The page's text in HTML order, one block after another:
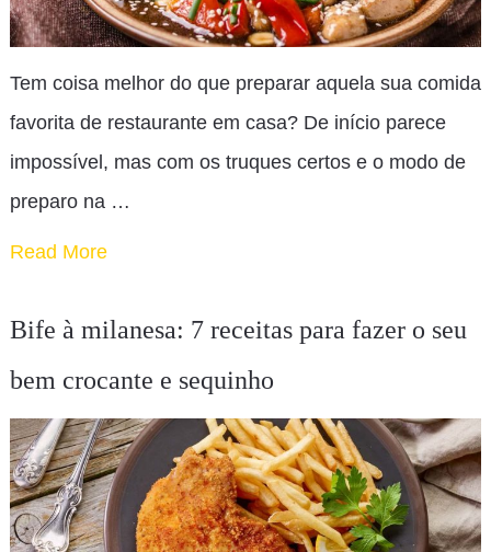
Tem coisa melhor do que preparar aquela sua comida
favorita de restaurante em casa? De início parece
impossível, mas com os truques certos e o modo de
preparo na …
Read More
Bife à milanesa: 7 receitas para fazer o seu
bem crocante e sequinho